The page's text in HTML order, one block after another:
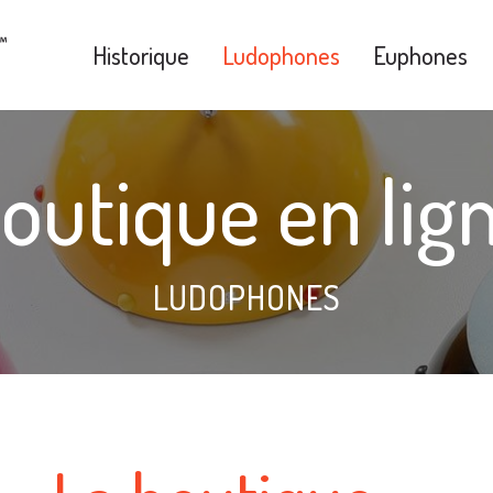
Historique Ludophones Euphones
en
LUDOPHONES